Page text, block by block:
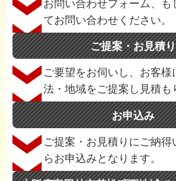
お問い合わせフォーム、も
てお問い合わせください。
ご提案・お見積り
ご要望をお伺いし、お客
法・地域をご提案し見積も
お申込み
ご提案・お見積りにご納得
らお申込みとなります。